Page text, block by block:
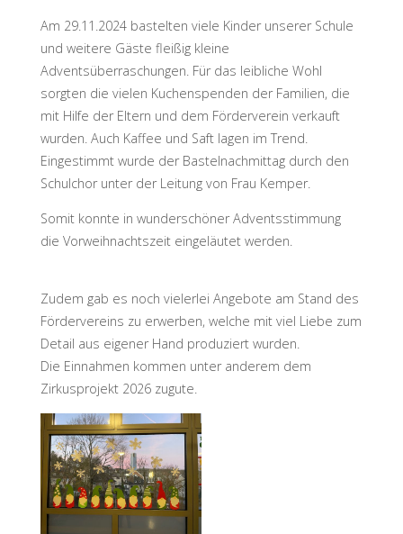
Am 29.11.2024 bastelten viele Kinder unserer Schule
und weitere Gäste fleißig kleine
Adventsüberraschungen. Für das leibliche Wohl
sorgten die vielen Kuchenspenden der Familien, die
mit Hilfe der Eltern und dem Förderverein verkauft
wurden. Auch Kaffee und Saft lagen im Trend.
Eingestimmt wurde der Bastelnachmittag durch den
Schulchor unter der Leitung von Frau Kemper.
Somit konnte in wunderschöner Adventsstimmung
die Vorweihnachtszeit eingeläutet werden.
Zudem gab es noch vielerlei Angebote am Stand des
Fördervereins zu erwerben, welche mit viel Liebe zum
Detail aus eigener Hand produziert wurden.
Die Einnahmen kommen unter anderem dem
Zirkusprojekt 2026 zugute.